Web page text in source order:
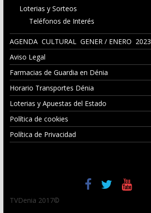
Loterias y Sorteos
Teléfonos de Interés
AGENDA CULTURAL GENER / ENERO 2023
Aviso Legal
Farmacias de Guardia en Dénia
Horario Transportes Dénia
Loterias y Apuestas del Estado
Política de cookies
Política de Privacidad
TVDenia 2017©